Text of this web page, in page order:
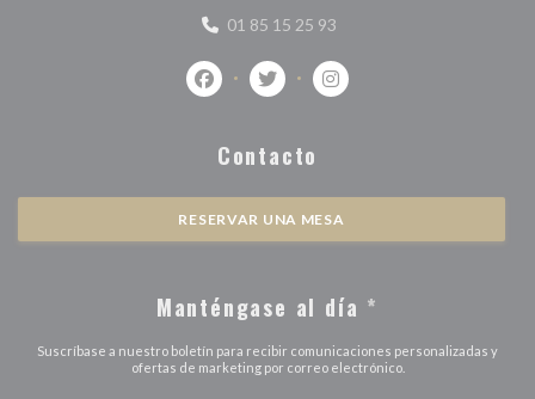
01 85 15 25 93
Facebook ((abre en una nueva ventana))
Twitter ((abre en una nueva
Instagram ((abre en una
Contacto
RESERVAR UNA MESA
Manténgase al día *
Suscríbase a nuestro boletín para recibir comunicaciones personalizadas y
ofertas de marketing por correo electrónico.